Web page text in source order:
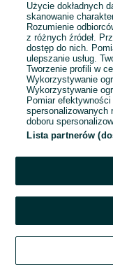
Użycie dokładnych
skanowanie
Rozumienie
z różnych źródeł.
dostęp do nich.
ulepszanie usług.
Tworzenie profili w
Wykorzystywanie
Wykorzystywanie
Pomiar
spersonalizowanych
doboru
Lista partnerów